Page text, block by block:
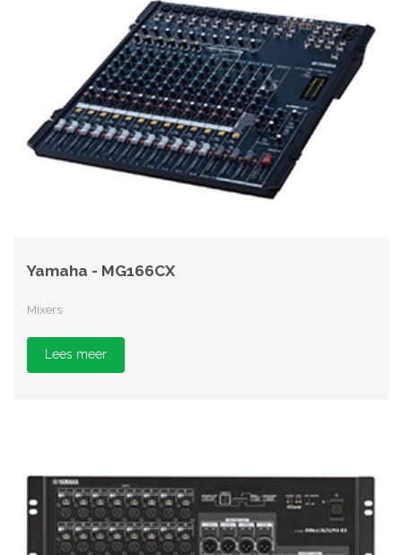
Yamaha - MG166CX
Mixers
Lees meer